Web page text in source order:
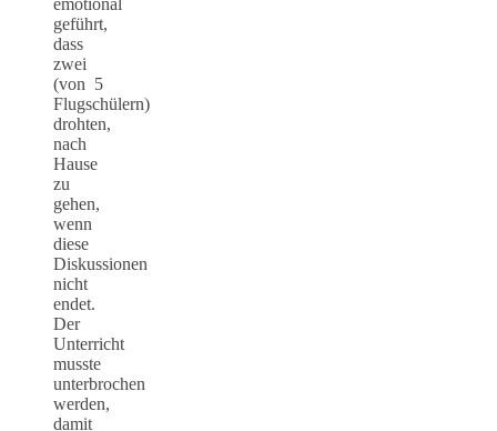
geführt,
dass
zwei
(von 5
Flugschülern)
drohten,
nach
Hause
zu
gehen,
wenn
diese
Diskussionen
nicht
endet.
Der
Unterricht
musste
unterbrochen
werden,
damit